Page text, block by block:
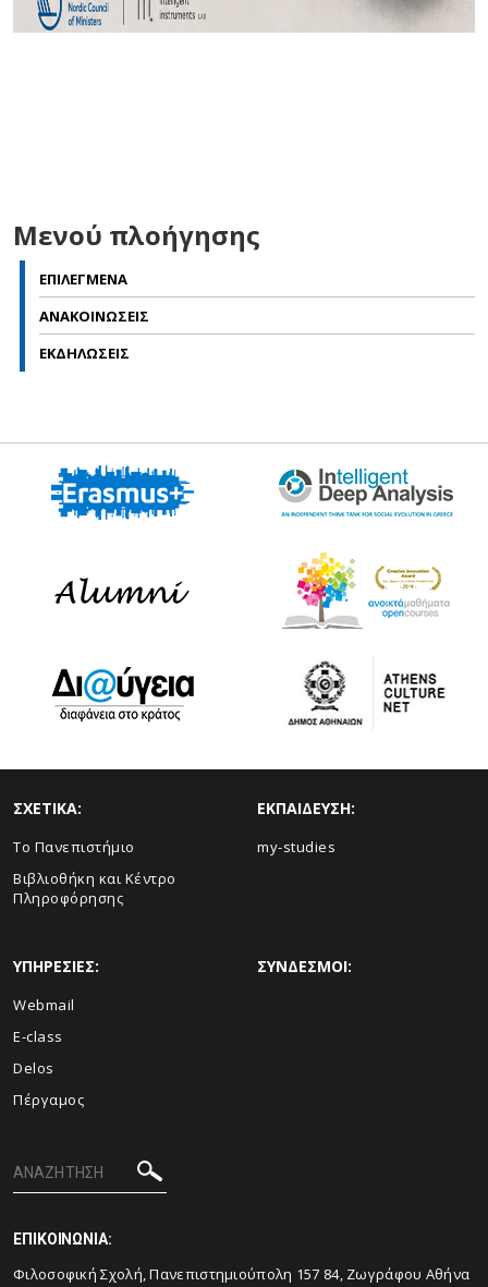
Μενού πλοήγησης
ΕΠΙΛΕΓΜΕΝΑ
ΑΝΑΚΟΙΝΩΣΕΙΣ
ΕΚΔΗΛΩΣΕΙΣ
ΣΧΕΤΙΚΑ:
Το Πανεπιστήμιο
Βιβλιοθήκη και Κέντρο
Πληροφόρησης
ΕΚΠΑΙΔΕΥΣΗ:
my-studies
ΥΠΗΡΕΣΙΕΣ:
Webmail
E-class
Delos
Πέργαμος
ΣΥΝΔΕΣΜΟΙ:
ΕΠΙΚΟΙΝΩΝΙΑ:
Φιλοσοφική Σχολή, Πανεπιστημιούπολη 157 84, Ζωγράφου Αθήνα